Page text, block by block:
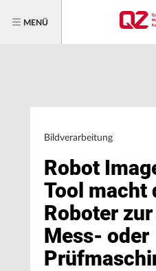
MENÜ
Bildverarbeitung
Robot
Tool macht
Roboter
Mess- oder